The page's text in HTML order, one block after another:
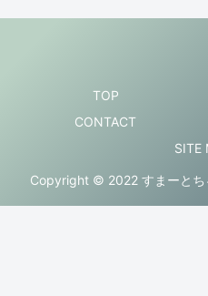
TOP
CONTACT
SITE
Copyright © 2022 すまーとち